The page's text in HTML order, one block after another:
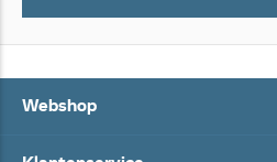
Webshop